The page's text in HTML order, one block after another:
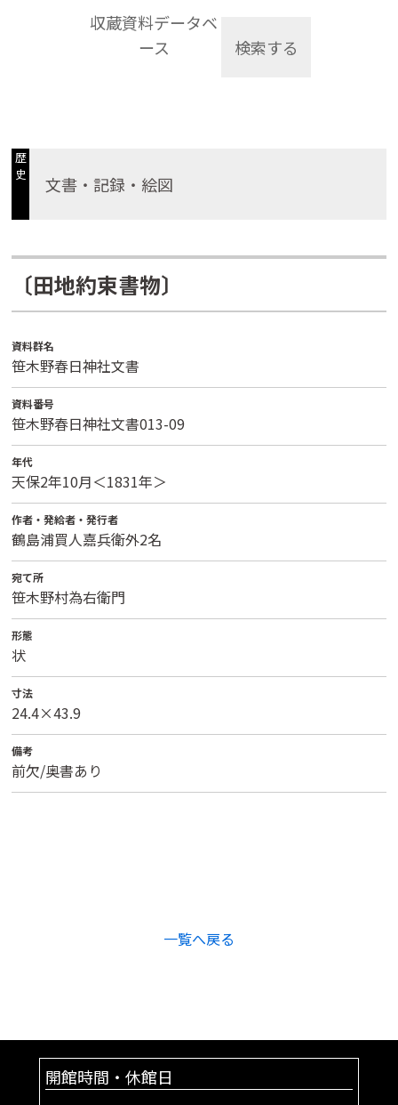
収蔵資料データベ
ース
検索する
歴
史
文書・記録・絵図
〔田地約束書物〕
資料群名
笹木野春日神社文書
資料番号
笹木野春日神社文書013-09
年代
天保2年10月＜1831年＞
作者・発給者・発行者
鶴島浦買人嘉兵衛外2名
宛て所
笹木野村為右衛門
形態
状
寸法
24.4×43.9
備考
前欠/奥書あり
一覧へ戻る
開館時間・休館日